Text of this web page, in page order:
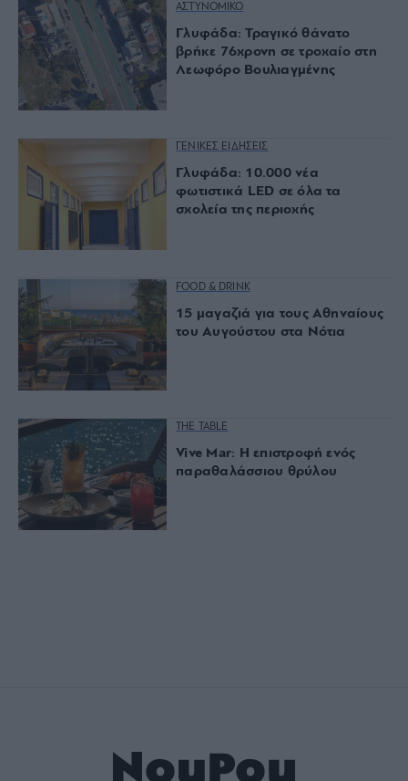
ΑΣΤΥΝΟΜΙΚΟ
Γλυφάδα: Τραγικό θάνατο
βρήκε 76χρονη σε τροχαίο στη
Λεωφόρο Βουλιαγμένης
ΓΕΝΙΚΕΣ ΕΙΔΗΣΕΙΣ
Γλυφάδα: 10.000 νέα
φωτιστικά LED σε όλα τα
σχολεία της περιοχής
FOOD & DRINK
15 μαγαζιά για τους Αθηναίους
του Αυγούστου στα Νότια
THE TABLE
Vive Mar: Η επιστροφή ενός
παραθαλάσσιου θρύλου